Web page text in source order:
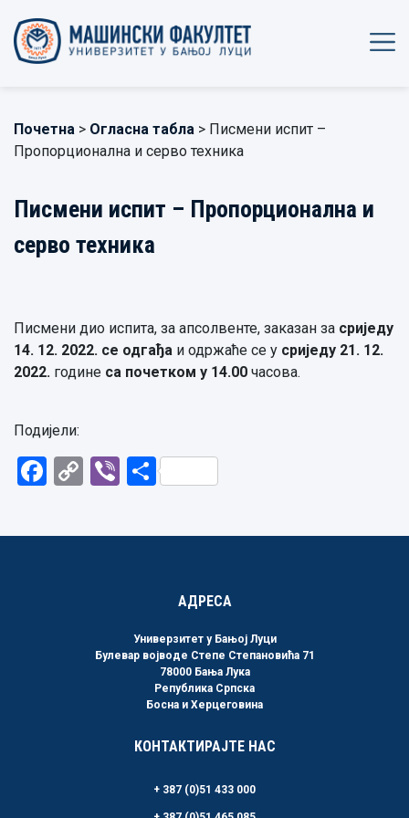
Почетна > Огласна табла > Писмени испит –
Пропорционална и серво техника
Писмени испит – Пропорционална и
серво техника
Писмени дио испита, за апсолвенте, заказан за сриједу
14. 12. 2022. се одгађа и одржаће се у сриједу 21. 12.
2022. године са почетком у 14.00 часова.
Подијели:
Facebook
CopyViberShare
АДРЕСА
Универзитет у Бањој Луци
Булевар војводе Степе Степановића 71
78000 Бања Лука
Република Српска
Босна и Херцеговина
КОНТАКТИРАЈТЕ НАС
+ 387 (0)51 433 000